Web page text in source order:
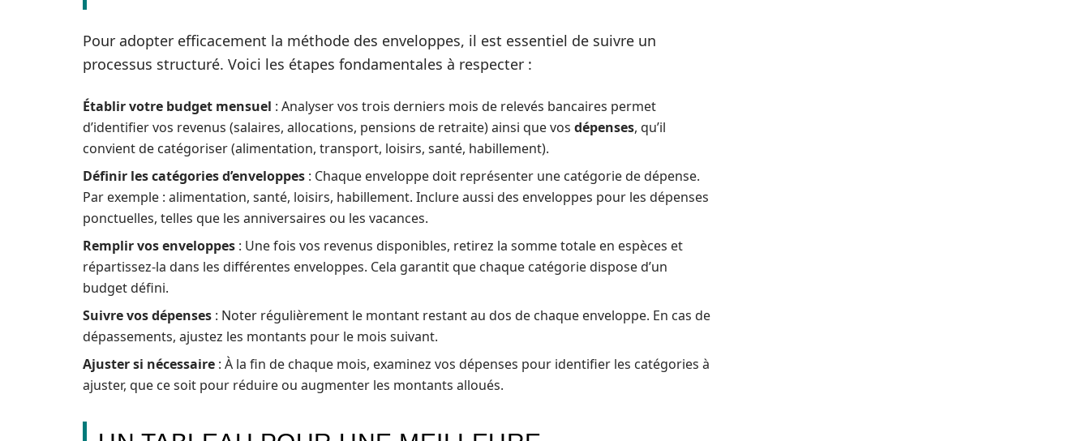
Pour adopter efficacement la méthode des enveloppes, il est essentiel de suivre un
processus structuré. Voici les étapes fondamentales à respecter :
Établir votre budget mensuel : Analyser vos trois derniers mois de relevés bancaires permet
d’identifier vos revenus (salaires, allocations, pensions de retraite) ainsi que vos dépenses, qu’il
convient de catégoriser (alimentation, transport, loisirs, santé, habillement).
Définir les catégories d’enveloppes : Chaque enveloppe doit représenter une catégorie de dépense.
Par exemple : alimentation, santé, loisirs, habillement. Inclure aussi des enveloppes pour les dépenses
ponctuelles, telles que les anniversaires ou les vacances.
Remplir vos enveloppes : Une fois vos revenus disponibles, retirez la somme totale en espèces et
répartissez-la dans les différentes enveloppes. Cela garantit que chaque catégorie dispose d’un
budget défini.
Suivre vos dépenses : Noter régulièrement le montant restant au dos de chaque enveloppe. En cas de
dépassements, ajustez les montants pour le mois suivant.
Ajuster si nécessaire : À la fin de chaque mois, examinez vos dépenses pour identifier les catégories à
ajuster, que ce soit pour réduire ou augmenter les montants alloués.